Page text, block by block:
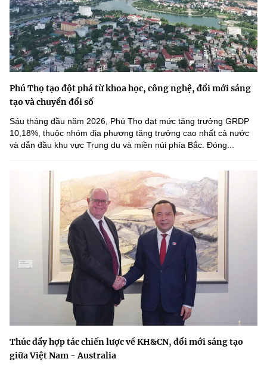
Phú Thọ tạo đột phá từ khoa học, công nghệ, đổi mới sáng
tạo và chuyển đổi số
Sáu tháng đầu năm 2026, Phú Thọ đạt mức tăng trưởng GRDP
10,18%, thuộc nhóm địa phương tăng trưởng cao nhất cả nước
và dẫn đầu khu vực Trung du và miền núi phía Bắc. Đóng...
Thúc đẩy hợp tác chiến lược về KH&CN, đổi mới sáng tạo
giữa Việt Nam - Australia